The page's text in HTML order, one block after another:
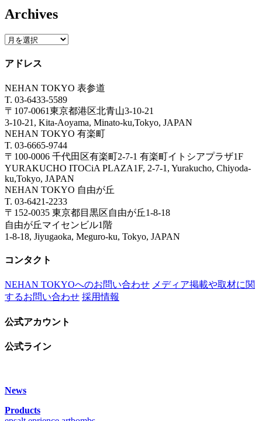
Archives
アドレス
NEHAN TOKYO 表参道
T. 03-6433-5589
〒107-0061東京都港区北青山3-10-21
3-10-21, Kita-Aoyama, Minato-ku,Tokyo, JAPAN
NEHAN TOKYO 有楽町
T. 03-6665-9744
〒100-0006 千代田区有楽町2-7-1 有楽町イトシアプラザ1F
YURAKUCHO ITOCiA PLAZA1F, 2-7-1, Yurakucho, Chiyoda-
ku,Tokyo, JAPAN
NEHAN TOKYO 自由が丘
T. 03-6421-2233
〒152-0035 東京都目黒区自由が丘1-8-18
自由が丘マイセンビル1階
1-8-18, Jiyugaoka, Meguro-ku, Tokyo, JAPAN
コンタクト
NEHAN TOKYOへのお問い合わせ メディア掲載や取材に関
するお問い合わせ 採用情報
公式アカウント
公式ライン
News
Products